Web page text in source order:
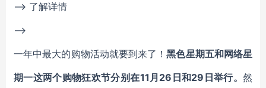
--> 了解详情
-->
一年中最大的购物活动就要到来了！黑色星期五和网络星
期一这两个购物狂欢节分别在11月26日和29日举行。 然